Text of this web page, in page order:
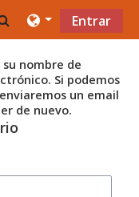
Toggle search
Entrar
nombre de
Si podemos
un email
de nuevo.